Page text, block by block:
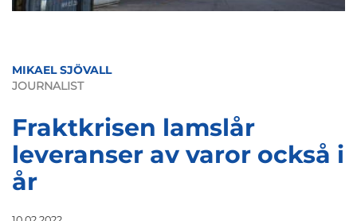
MIKAEL SJÖVALL
JOURNALIST
Fraktkrisen lamslår
leveranser av varor också i
år